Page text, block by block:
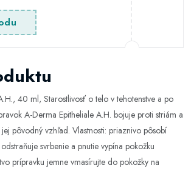
40 ml, Starostlivosť o telo v tehotenstve a po
A-Derma Epitheliale A.H. bojuje proti striám a
pôvodný vzhľad. Vlastnosti: priaznivo pôsobí
svrbenie a pnutie vypína pokožku
prípravku jemne vmasírujte do pokožky na